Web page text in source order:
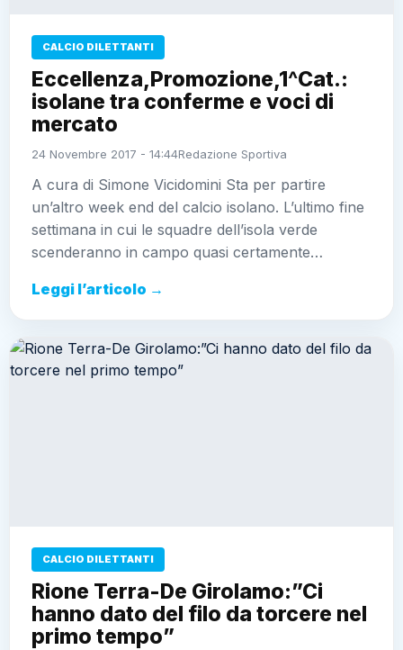
CALCIO DILETTANTI
Eccellenza,Promozione,1^Cat.:
isolane tra conferme e voci di
mercato
24 Novembre 2017 - 14:44Redazione Sportiva
A cura di Simone Vicidomini Sta per partire
un’altro week end del calcio isolano. L’ultimo fine
settimana in cui le squadre dell’isola verde
scenderanno in campo quasi certamente…
Leggi l’articolo →
CALCIO DILETTANTI
Rione Terra-De Girolamo:”Ci
hanno dato del filo da torcere nel
primo tempo”